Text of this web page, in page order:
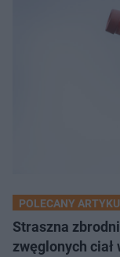
POLECANY
Straszna
zwęglonych ciał